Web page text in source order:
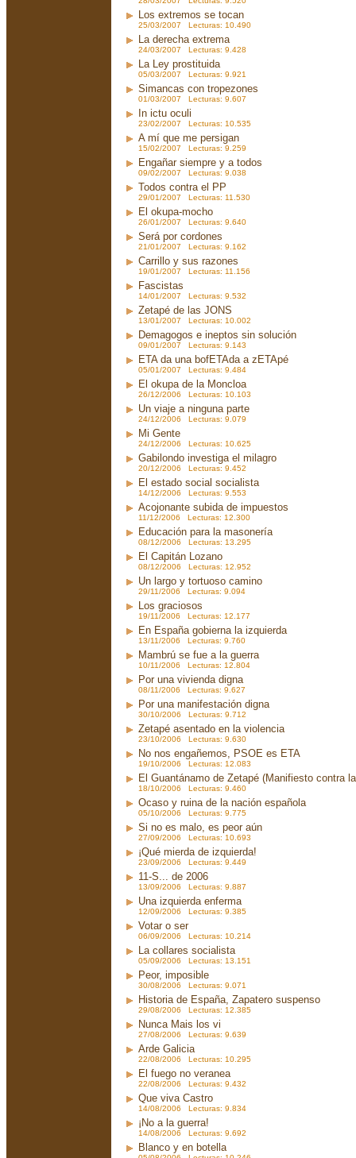
Los extremos se tocan
25/03/2007 Lecturas: 10.490
La derecha extrema
24/03/2007 Lecturas: 9.428
La Ley prostituida
05/03/2007 Lecturas: 9.921
Simancas con tropezones
01/03/2007 Lecturas: 9.607
In ictu oculi
23/02/2007 Lecturas: 10.535
A mí que me persigan
15/02/2007 Lecturas: 9.259
Engañar siempre y a todos
09/02/2007 Lecturas: 9.038
Todos contra el PP
29/01/2007 Lecturas: 11.530
El okupa-mocho
26/01/2007 Lecturas: 9.640
Será por cordones
21/01/2007 Lecturas: 9.162
Carrillo y sus razones
19/01/2007 Lecturas: 11.156
Fascistas
14/01/2007 Lecturas: 9.532
Zetapé de las JONS
13/01/2007 Lecturas: 10.002
Demagogos e ineptos sin solución
09/01/2007 Lecturas: 9.143
ETA da una bofETAda a zETApé
05/01/2007 Lecturas: 9.484
El okupa de la Moncloa
26/12/2006 Lecturas: 10.103
Un viaje a ninguna parte
24/12/2006 Lecturas: 9.079
Mi Gente
24/12/2006 Lecturas: 10.625
Gabilondo investiga el milagro
20/12/2006 Lecturas: 9.452
El estado social socialista
14/12/2006 Lecturas: 9.553
Acojonante subida de impuestos
11/12/2006 Lecturas: 12.300
Educación para la masonería
08/12/2006 Lecturas: 13.295
El Capitán Lozano
08/12/2006 Lecturas: 12.952
Un largo y tortuoso camino
29/11/2006 Lecturas: 9.094
Los graciosos
19/11/2006 Lecturas: 12.177
En España gobierna la izquierda
13/11/2006 Lecturas: 9.760
Mambrú se fue a la guerra
10/11/2006 Lecturas: 12.804
Por una vivienda digna
08/11/2006 Lecturas: 9.627
Por una manifestación digna
30/10/2006 Lecturas: 9.712
Zetapé asentado en la violencia
23/10/2006 Lecturas: 9.630
No nos engañemos, PSOE es ETA
19/10/2006 Lecturas: 12.083
El Guantánamo de Zetapé (Manifiesto contra
18/10/2006 Lecturas: 9.460
Ocaso y ruina de la nación española
05/10/2006 Lecturas: 9.775
Si no es malo, es peor aún
27/09/2006 Lecturas: 10.693
¡Qué mierda de izquierda!
23/09/2006 Lecturas: 9.449
11-S... de 2006
13/09/2006 Lecturas: 9.887
Una izquierda enferma
12/09/2006 Lecturas: 9.385
Votar o ser
06/09/2006 Lecturas: 10.214
La collares socialista
05/09/2006 Lecturas: 13.151
Peor, imposible
30/08/2006 Lecturas: 9.071
Historia de España, Zapatero suspenso
29/08/2006 Lecturas: 12.385
Nunca Mais los vi
27/08/2006 Lecturas: 9.639
Arde Galicia
22/08/2006 Lecturas: 10.295
El fuego no veranea
22/08/2006 Lecturas: 9.432
Que viva Castro
14/08/2006 Lecturas: 9.834
¡No a la guerra!
14/08/2006 Lecturas: 9.692
Blanco y en botella